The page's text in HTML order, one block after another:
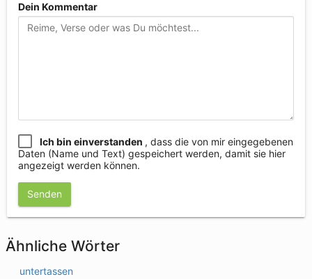
Dein Kommentar
Ich bin einverstanden , dass die von mir eingegebenen
Daten (Name und Text) gespeichert werden, damit sie hier
angezeigt werden können.
Senden
Ähnliche Wörter
untertassen